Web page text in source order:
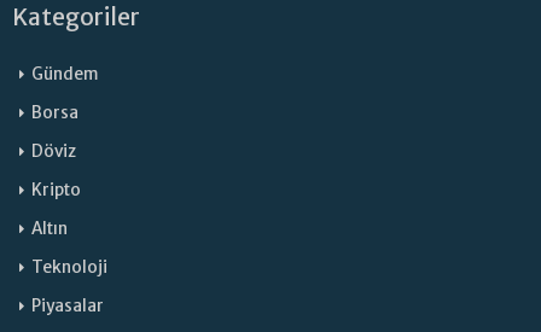
Kategoriler
Gündem
Borsa
Döviz
Kripto
Altın
Teknoloji
Piyasalar